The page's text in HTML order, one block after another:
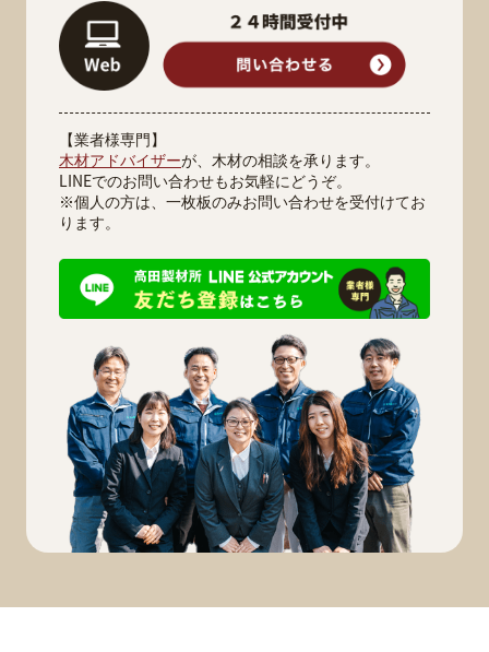
【業者様専門】
木材アドバイザーが、木材の相談を承ります。
LINEでのお問い合わせもお気軽にどうぞ。
※個人の方は、一枚板のみお問い合わせを受付けてお
ります。